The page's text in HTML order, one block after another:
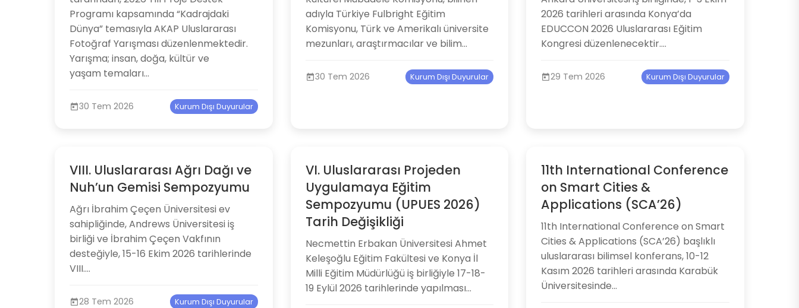
Programı kapsamında “Kadrajdaki
Dünya” temasıyla AKAP Uluslararası
Fotoğraf Yarışması düzenlenmektedir.
Yarışma; insan, doğa, kültür ve
yaşam temaları...
30 Tem 2026 Kurum Dışı Duyurular
adıyla Türkiye Fulbright Eğitim
Komisyonu, Türk ve Amerikalı üniversite
mezunları, araştırmacılar ve bilim...
30 Tem 2026 Kurum Dışı Duyurular
2026 tarihleri arasında Konya’da
EDUCCON 2026 Uluslararası Eğitim
Kongresi düzenlenecektir....
29 Tem 2026 Kurum Dışı Duyurular
VIII. Uluslararası Ağrı Dağı ve
Nuh’un Gemisi Sempozyumu
Ağrı İbrahim Çeçen Üniversitesi ev
sahipliğinde, Andrews Üniversitesi iş
birliği ve İbrahim Çeçen Vakfının
desteğiyle, 15-16 Ekim 2026 tarihlerinde
VIII....
28 Tem 2026 Kurum Dışı Duyurular
VI. Uluslararası Projeden
Uygulamaya Eğitim
Sempozyumu (UPUES 2026)
Tarih Değişikliği
Necmettin Erbakan Üniversitesi Ahmet
Keleşoğlu Eğitim Fakültesi ve Konya İl
Milli Eğitim Müdürlüğü iş birliğiyle 17-18-
19 Eylül 2026 tarihlerinde yapılması...
11th International Conference
on Smart Cities &
Applications (SCA’26)
11th International Conference on Smart
Cities & Applications (SCA’26) başlıklı
uluslararası bilimsel konferans, 10-12
Kasım 2026 tarihleri arasında Karabük
Üniversitesinde...